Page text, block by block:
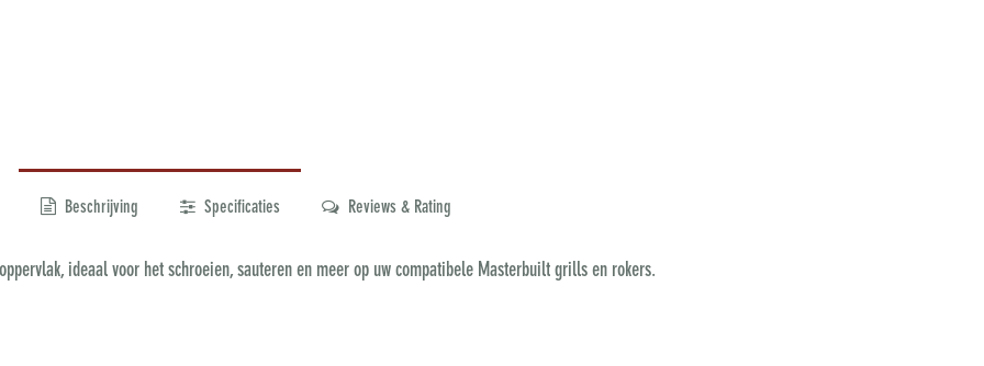
Beschrijving Specificaties Reviews & Rating
ideaal voor het schroeien, sauteren en meer op uw compatibele Masterbuilt grills en rokers.